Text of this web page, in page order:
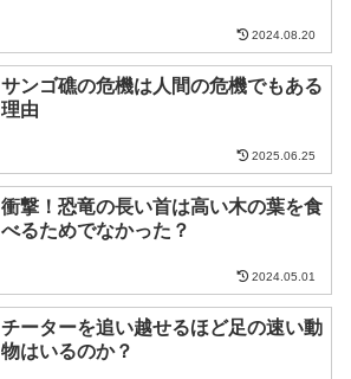
2024.08.20
サンゴ礁の危機は人間の危機でもある
理由
2025.06.25
衝撃！恐竜の長い首は高い木の葉を食
べるためでなかった？
2024.05.01
チーターを追い越せるほど足の速い動
物はいるのか？